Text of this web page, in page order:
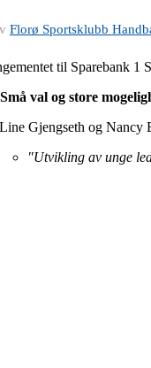
Florø Sportsklubb
til Sparebank 1
val og store
Gjengseth og Nancy
"Utvikling av unge